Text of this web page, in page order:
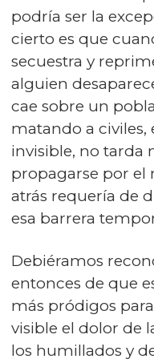
podría ser la
cierto es que
secuestra y
alguien
cae sobre un
matando a civiles,
invisible, no tarda
propagarse por el
atrás requería de
esa barrera
Debiéramos
entonces de que
más pródigos
visible el dolor de
los humillados y